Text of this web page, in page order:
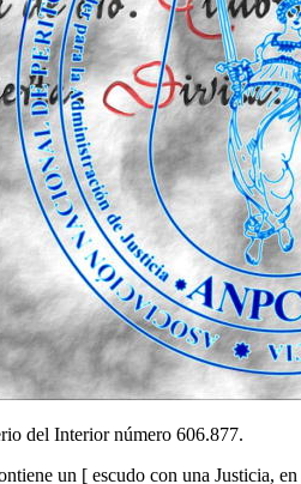
del Interior número 606.877.
un [ escudo con una Justicia,